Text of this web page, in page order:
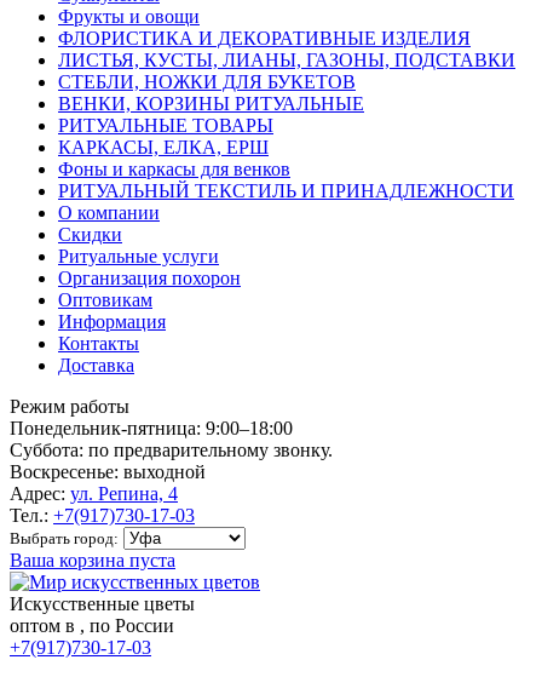
Фрукты и овощи
ФЛОРИСТИКА И ДЕКОРАТИВНЫЕ ИЗДЕЛИЯ
ЛИСТЬЯ, КУСТЫ, ЛИАНЫ, ГАЗОНЫ, ПОДСТАВКИ
СТЕБЛИ, НОЖКИ ДЛЯ БУКЕТОВ
ВЕНКИ, КОРЗИНЫ РИТУАЛЬНЫЕ
РИТУАЛЬНЫЕ ТОВАРЫ
КАРКАСЫ, ЕЛКА, ЕРШ
Фоны и каркасы для венков
РИТУАЛЬНЫЙ ТЕКСТИЛЬ И ПРИНАДЛЕЖНОСТИ
О компании
Скидки
Ритуальные услуги
Организация похорон
Оптовикам
Информация
Контакты
Доставка
Режим работы
Понедельник-пятница: 9:00–18:00
Суббота: по предварительному звонку.
Воскресенье: выходной
Адрес: ул. Репина, 4
Тел.: +7(917)730-17-03
Выбрать город:
Ваша корзина пуста
Искусственные цветы
оптом в , по России
+7(917)730-17-03